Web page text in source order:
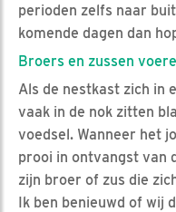
perioden zelfs naar
komende dagen dan
Broers en zussen
Als de nestkast zich in
vaak in de nok zitten
voedsel. Wanneer het
prooi in ontvangst van
zijn broer of zus die
Ik ben benieuwd of wij